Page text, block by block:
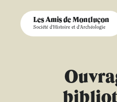
Les Amis de Montluçon
Société d'Histoire et d'Archéologie